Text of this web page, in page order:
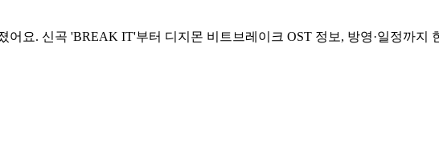
요. 신곡 'BREAK IT'부터 디지몬 비트브레이크 OST 정보, 방영·일정까지